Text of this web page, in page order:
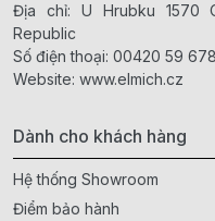
Địa chỉ: U Hrubku 1570
Republic
Số điện thoại: 00420 59
Website: www.elmich.cz
Dành cho khách hàng
Hệ thống Showroom
Điểm bảo hành